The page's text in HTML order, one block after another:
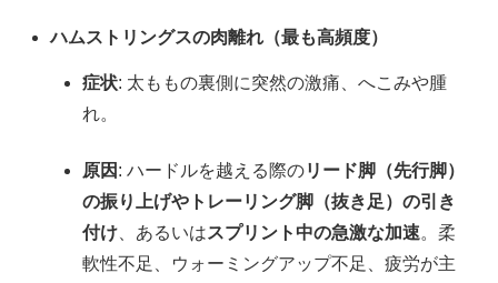
ハムストリングスの肉離れ（最も高頻度）
症状: 太ももの裏側に突然の激痛、へこみや腫
れ。
原因 : ハードルを越える際のリード脚（先行脚）
の振り上げやトレーリング脚（抜き足）の引き
付け 、あるいはスプリント中の急激な加速。柔
軟性不足、ウォーミングアップ不足、疲労が主